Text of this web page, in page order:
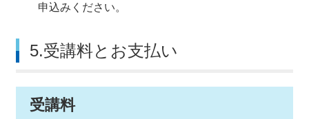
申込みください。
5.受講料とお支払い
受講料